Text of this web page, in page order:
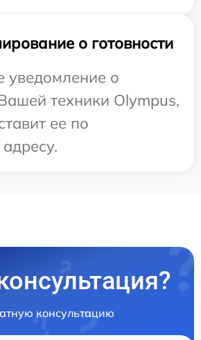
о готовности
уведомление о
техники Olympus,
ее по
консультацию